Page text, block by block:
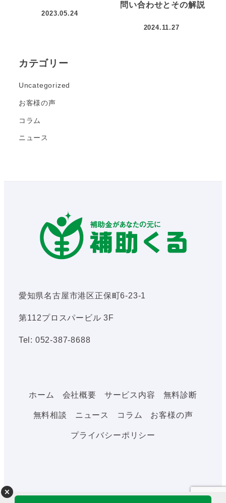
2023.05.24
問い合わせとその解説
2024.11.27
カテゴリー
Uncategorized
お客様の声
コラム
ニュース
愛知県名古屋市港区正保町6-23-1
第112プロスパービル 3F
Tel: 052-387-8688
ホーム 会社概要 サービス内容 無料診断
無料相談 ニュース コラム お客様の声
プライバシーポリシー